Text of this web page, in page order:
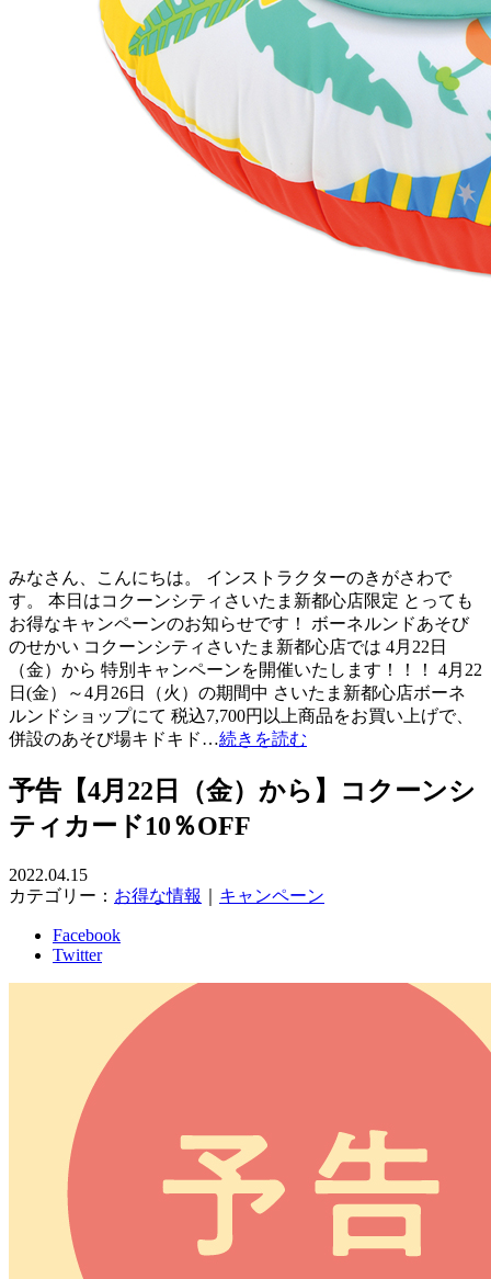
みなさん、こんにちは。 インストラクターのきがさわで
す。 本日はコクーンシティさいたま新都心店限定 とっても
お得なキャンペーンのお知らせです！ ボーネルンドあそび
のせかい コクーンシティさいたま新都心店では 4月22日
（金）から 特別キャンペーンを開催いたします！！！ 4月22
日(金）～4月26日（火）の期間中 さいたま新都心店ボーネ
ルンドショップにて 税込7,700円以上商品をお買い上げで、
併設のあそび場キドキド…続きを読む
予告【4月22日（金）から】コクーンシ
ティカード10％OFF
2022.04.15
カテゴリー： お得な情報 キャンペーン
Facebook
Twitter